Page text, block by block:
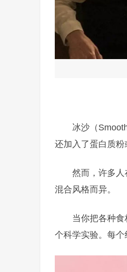
冰沙（
还加入了蛋白质粉
然而，许多
混合风格而异。
当你把各种
个科学实验。每个